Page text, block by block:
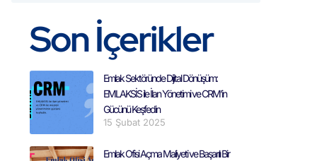
Son İçerikler
Emlak Sektöründe Dijital Dönüşüm:
EMLAKSİS ile İlan Yönetimi ve CRM’in
Gücünü Keşfedin
15 Şubat 2025
Emlak Ofisi Açma Maliyeti ve Başarılı Bir